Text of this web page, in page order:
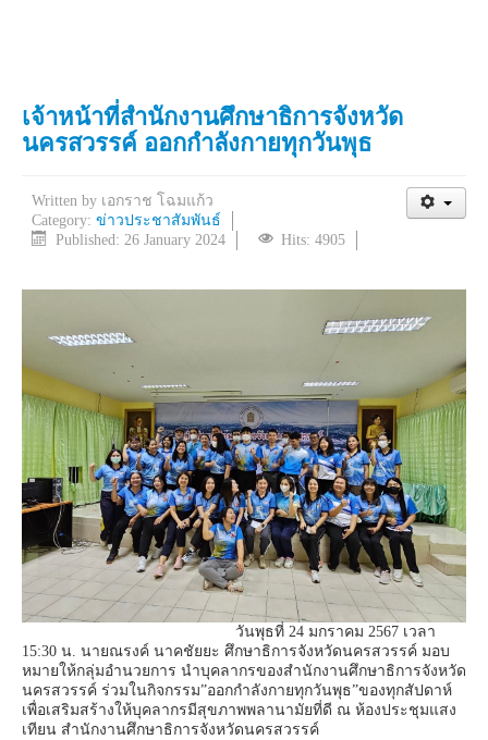
เจ้าหน้าที่สำนักงานศึกษาธิการจังหวัด
นครสวรรค์ ออกกำลังกายทุกวันพุธ
Written by เอกราช โฉมแก้ว
Category: ข่าวประชาสัมพันธ์
Published: 26 January 2024
Hits: 4905
วันพุธที่ 24 มกราคม 2567 เวลา
15:30 น. นายณรงค์ นาคชัยยะ ศึกษาธิการจังหวัดนครสวรรค์ มอบ
หมายให้กลุ่มอำนวยการ นำบุคลากรของสำนักงานศึกษาธิการจังหวัด
นครสวรรค์ ร่วมในกิจกรรม”ออกกำลังกายทุกวันพุธ”ของทุกสัปดาห์
เพื่อเสริมสร้างให้บุคลากรมีสุขภาพพลานามัยที่ดี ณ ห้องประชุมแสง
เทียน สำนักงานศึกษาธิการจังหวัดนครสวรรค์